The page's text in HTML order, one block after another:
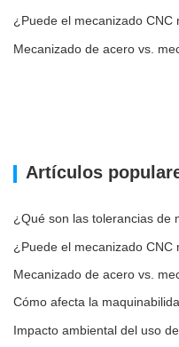
Artículos
Cómo afecta la
Impacto ambiental del uso